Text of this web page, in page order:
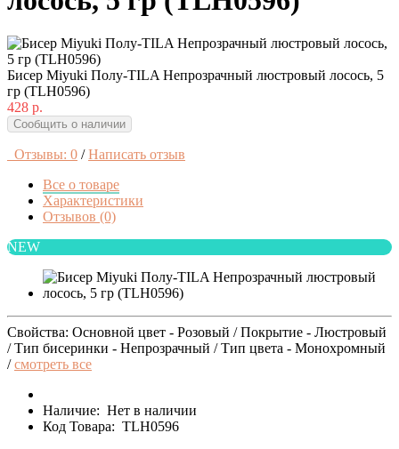
Бисер Miyuki Полу-TILA Непрозрачный люстровый лосось, 5
гр (TLH0596)
428 р.
Сообщить о наличии
Отзывы: 0 / Написать отзыв
Все о товаре
Характеристики
Отзывов (0)
NEW
Свойства: Основной цвет - Розовый / Покрытие - Люстровый
/ Тип бисеринки - Непрозрачный / Тип цвета - Монохромный
/смотреть все
Наличие: Нет в наличии
Код Товара: TLH0596